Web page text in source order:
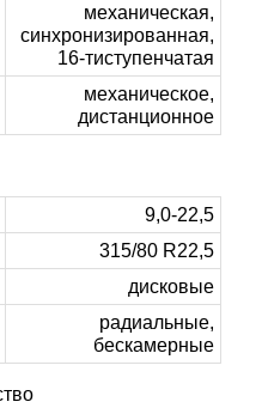
механическая,
синхронизированная,
16-тиступенчатая
механическое,
дистанционное
9,0-22,5
315/80 R22,5
дисковые
радиальные,
бескамерные